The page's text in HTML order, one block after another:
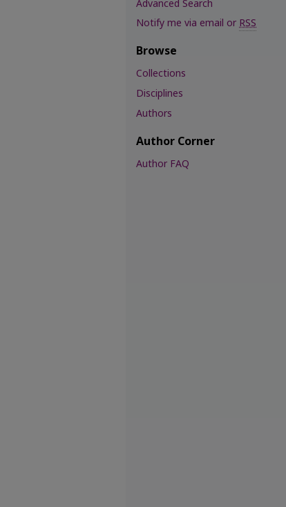
Advanced Search
Notify me via email orRSS
Browse
Collections
Disciplines
Authors
Author Corner
Author FAQ